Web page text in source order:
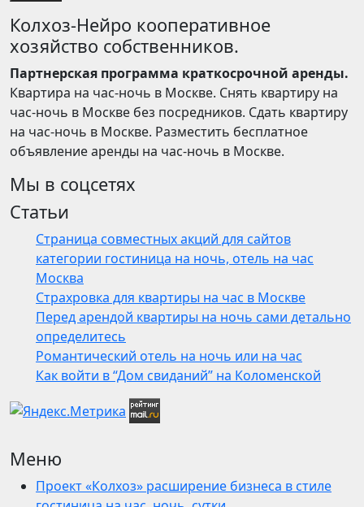
Колхоз-Нейро кооперативное
хозяйство собственников.
Партнерская программа краткосрочной аренды.
Квартира на час-ночь в Москве. Снять квартиру на
час-ночь в Москве без посредников. Сдать квартиру
на час-ночь в Москве. Разместить бесплатное
объявление аренды на час-ночь в Москве.
Мы в соцсетях
Статьи
Страница совместных акций для сайтов
категории гостиница на ночь, отель на час
Москва
Страхровка для квартиры на час в Москве
Перед арендой квартиры на ночь сами детально
определитесь
Романтический отель на ночь или на час
Как войти в “Дом свиданий” на Коломенской
Меню
Проект «Колхоз» расширение бизнеса в стиле